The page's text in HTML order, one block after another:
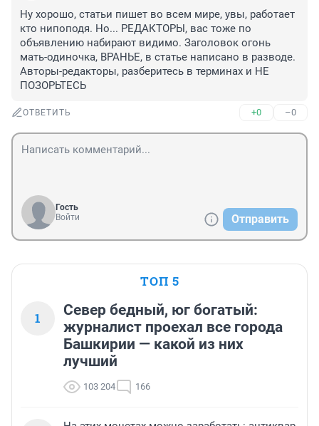
Ну хорошо, статьи пишет во всем мире, увы, работает
кто нипоподя. Но... РЕДАКТОРЫ, вас тоже по
объявлению набирают видимо. Заголовок огонь
мать-одиночка, ВРАНЬЕ, в статье написано в разводе.
Авторы-редакторы, разберитесь в терминах и НЕ
ПОЗОРЬТЕСЬ
ОТВЕТИТЬ +0 –0
Гость
Войти
Отправить
ТОП 5
1
Север бедный, юг богатый:
журналист проехал все города
Башкирии — какой из них
лучший
103 204 166